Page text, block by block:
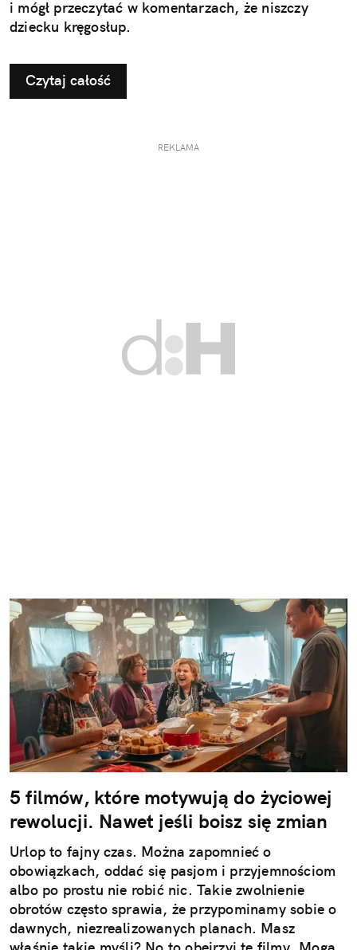
i mógł przeczytać w komentarzach, że niszczy
dziecku kręgosłup.
Czytaj całość
REKLAMA
5 filmów, które motywują do życiowej
rewolucji. Nawet jeśli boisz się zmian
Urlop to fajny czas. Można zapomnieć o
obowiązkach, oddać się pasjom i przyjemnościom
albo po prostu nie robić nic. Takie zwolnienie
obrotów często sprawia, że przypominamy sobie o
dawnych, niezrealizowanych planach. Masz